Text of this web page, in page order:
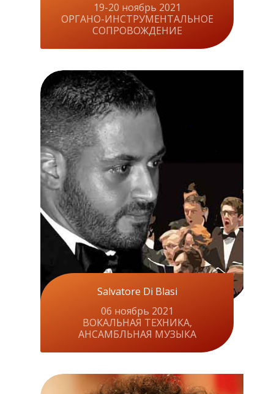
19-20 ноябрь 2021
ОРГАНО-ИНСТРУМЕНТАЛЬНОЕ
СОПРОВОЖДЕНИЕ
Salvatore Di Blasi
06 ноябрь 2021
ВОКАЛЬНАЯ ТЕХНИКА,
АНСАМБЛЬНАЯ МУЗЫКА